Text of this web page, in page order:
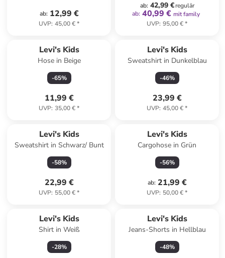
ab: 12,99 €
UVP: 45,00 €*
ab: 42,99 €regulär
ab: 40,99 € mit family
UVP: 95,00 €*
Levi's Kids
Hose in Beige
-65%
11,99 €
UVP: 35,00 €*
Levi's Kids
Sweatshirt in Dunkelblau
-46%
23,99 €
UVP: 45,00 €*
Levi's Kids
Sweatshirt in Schwarz/ Bunt
-58%
22,99 €
UVP: 55,00 €*
Levi's Kids
Cargohose in Grün
-56%
ab: 21,99 €
UVP: 50,00 €*
Levi's Kids
Shirt in Weiß
-28%
Levi's Kids
Jeans-Shorts in Hellblau
-48%